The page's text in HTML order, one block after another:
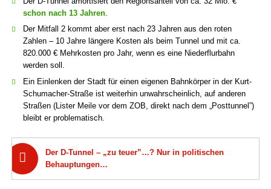
schon nach 13 Jahren.
Der Mit­fall 2 kommt aber erst nach 23 Jahren aus den roten
Zahlen – 10 Jahre längere Kosten als beim Tunnel und mit ca.
820.000 € Mehrkosten pro Jahr, wenn es eine Niederflurbahn
werden soll.
Ein Einlenken der Stadt für einen eigenen Bahnkörper in der Kurt-
Schumacher-Straße ist weiterhin unwahr­scheinlich, auf anderen
Straßen (Lister Meile vor dem ZOB, direkt nach dem „Posttunnel”)
bleibt er problematisch.
Der D-Tunnel – „zu teuer”…? Nur in politischen
Behauptungen…